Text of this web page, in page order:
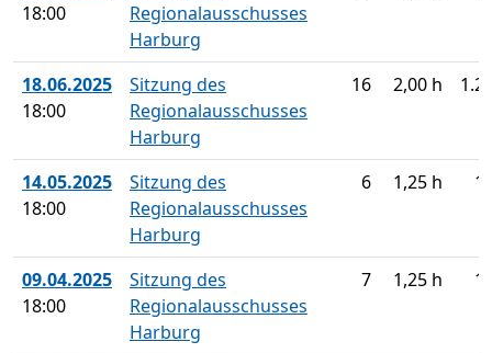
18:00
Regionalausschusses
Harburg
18.06.2025
18:00
Sitzung des
Regionalausschusses
Harburg
16 2,00 h
14.05.2025
18:00
Sitzung des
Regionalausschusses
Harburg
6 1,25 h
09.04.2025
18:00
Sitzung des
Regionalausschusses
Harburg
7 1,25 h